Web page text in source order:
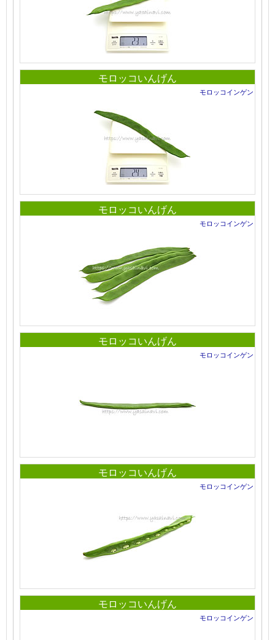
モロッコいんげん
モロッコインゲン
モロッコいんげん
モロッコインゲン
モロッコいんげん
モロッコインゲン
モロッコいんげん
モロッコインゲン
モロッコいんげん
モロッコインゲン